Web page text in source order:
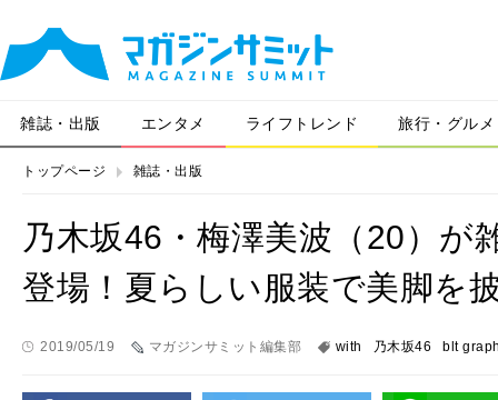
雑誌・出版 エンタメ ライフトレンド 旅行・グルメ
トップページ 雑誌・出版
乃木坂46・梅澤美波（20）が
登場！夏らしい服装で美脚を
2019/05/19 マガジンサミット編集部 with 乃木坂46 blt